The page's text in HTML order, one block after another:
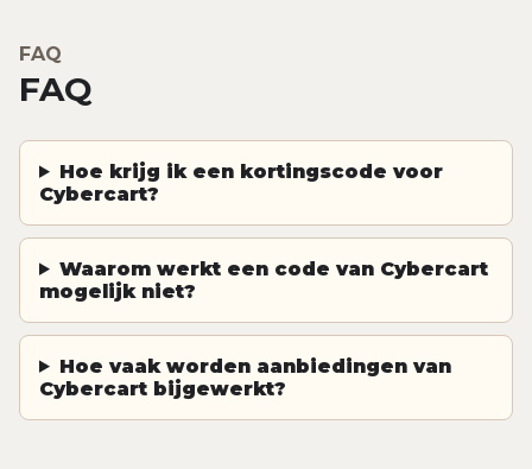
FAQ
FAQ
Hoe krijg ik een kortingscode voor
Cybercart?
Waarom werkt een code van Cybercart
mogelijk niet?
Hoe vaak worden aanbiedingen van
Cybercart bijgewerkt?